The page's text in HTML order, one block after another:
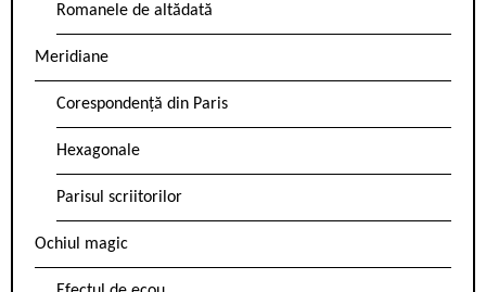
Romanele de altădată
Meridiane
Corespondență din Paris
Hexagonale
Parisul scriitorilor
Ochiul magic